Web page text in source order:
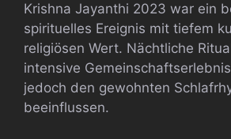
Krishna Jayanthi 2023 war ein
spirituelles Ereignis mit tiefem
religiösen Wert. Nächtliche
intensive
jedoch den gewohnten
beeinflussen.